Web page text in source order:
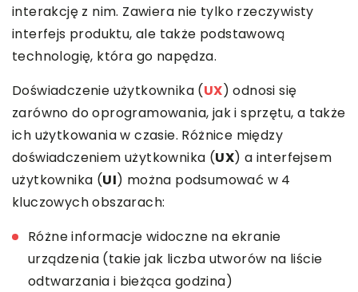
interakcję z nim. Zawiera nie tylko rzeczywisty
interfejs produktu, ale także podstawową
technologię, która go napędza.
Doświadczenie użytkownika (UX) odnosi się
zarówno do oprogramowania, jak i sprzętu, a także
ich użytkowania w czasie. Różnice między
doświadczeniem użytkownika (UX) a interfejsem
użytkownika (UI) można podsumować w 4
kluczowych obszarach:
Różne informacje widoczne na ekranie
urządzenia (takie jak liczba utworów na liście
odtwarzania i bieżąca godzina)